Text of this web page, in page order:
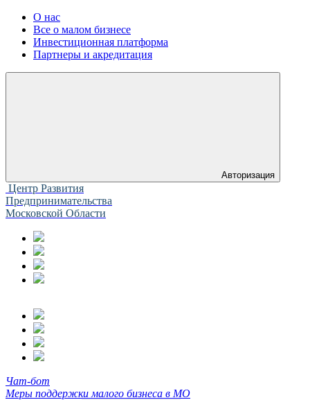
О нас
Все о малом бизнесе
Инвестиционная платформа
Партнеры и акредитация
Авторизация
Центр Развития
Предпринимательства
Московской Области
Чат-бот
Меры поддержки малого бизнеса в МО